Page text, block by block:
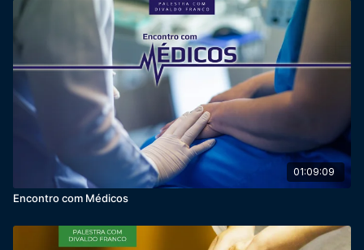
01:09:09
Encontro com Médicos